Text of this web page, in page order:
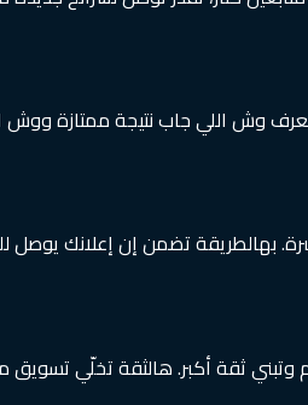
وش اللي جاب نتيجة ممتازة ووش
تضمن إن إعلانك يوصل
وتبني ثقة أكبر. هالثقة تخلّي